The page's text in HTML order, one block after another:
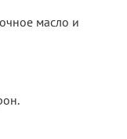
масло и